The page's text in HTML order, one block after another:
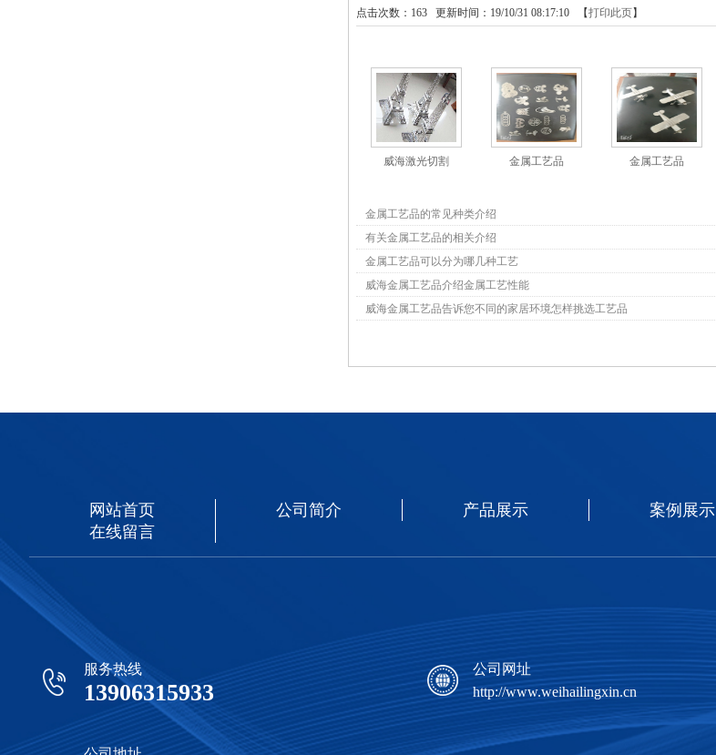
点击次数： 163 更新时间：19/10/31 08:17:10 【打印此页】
威海激光切割 金属工艺品 金属工艺品
金属工艺品的常见种类介绍
有关金属工艺品的相关介绍
金属工艺品可以分为哪几种工艺
威海金属工艺品介绍金属工艺性能
威海金属工艺品告诉您不同的家居环境怎样挑选工艺品
网站首页 公司简介 产品展示 案例展示
在线留言
服务热线
13906315933
公司网址
http://www.weihailingxin.cn